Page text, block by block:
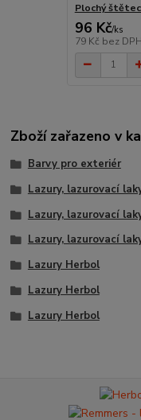
Plochý štětec
96 Kč/ks
79 Kč bez DPH
Zboží zařazeno v
Barvy pro exteriér
Lazury, lazurovací
Lazury, lazurovací
Lazury, lazurovací
Lazury Herbol
Lazury Herbol
Lazury Herbol